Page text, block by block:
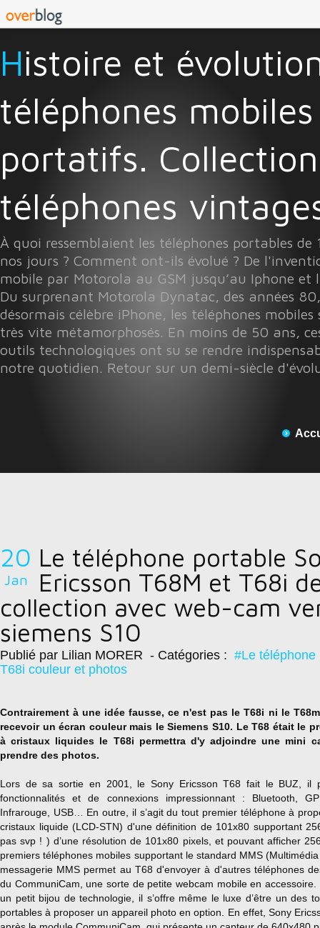
Histoire et évolution des
téléphones mobiles
portatifs.
téléphones
À quoi ressemblaient les téléphones portables de
nos jours ? Comment ont-ils évolué ? De
mobile par Motorola au GSM jusqu’au Iphone et
Du surprenant Motorola Dynatac, des années
désormais célèbre iPhone, les téléphones mobiles
très vite métamorphosés. En moins de 50 ans,
outils technologiques ont su se rendre
notre quotidien. Retour sur un demi-siècle
20
Jan
Le téléphone portable
Ericsson T68M et T68i
collection avec web-cam
siemens S10
Publié par Lilian MORER - Catégories : #Le téléphone
T68i couleur et photos
Contrairement à une idée fausse, ce n'est pas le T68i ni le
recevoir un écran couleur mais le Siemens S10. Le T68 était le
à cristaux liquides le T68i permettra d'y adjoindre une mini
prendre des photos.
Lors de sa sortie en 2001, le Sony Ericsson T68 fait le BUZ, il
fonctionnalités et de connexions impressionnant : Bluetooth,
Infrarouge, USB… En outre, il s’agit du tout premier téléphone à
cristaux liquide (LCD-STN) d'une définition de 101x80 supportant
pas svp ! ) d’une résolution de 101x80 pixels, et pouvant afficher
premiers téléphones mobiles supportant le standard MMS
messagerie MMS permet au T68 d'envoyer à d'autres téléphones
du CommuniCam, une sorte de petite webcam mobile en
un petit bijou de technologie, il s’offre même le luxe d’être un des
portables à proposer un appareil photo en option. En effet, Sony